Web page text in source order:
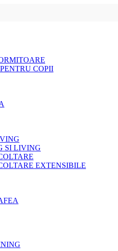
COPII
SI LIVING
EXTENSIBILE